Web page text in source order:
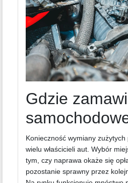
Gdzie
Konieczność wymiany zużytych
wielu właścicieli aut. Wybór
tym, czy naprawa okaże się
pozostanie sprawny przez